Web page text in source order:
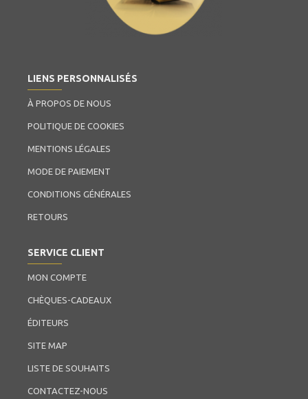
LIENS PERSONNALISÉS
À PROPOS DE NOUS
POLITIQUE DE COOKIES
MENTIONS LÉGALES
MODE DE PAIEMENT
CONDITIONS GÉNÉRALES
RETOURS
SERVICE CLIENT
MON COMPTE
CHÈQUES-CADEAUX
ÉDITEURS
SITE MAP
LISTE DE SOUHAITS
CONTACTEZ-NOUS